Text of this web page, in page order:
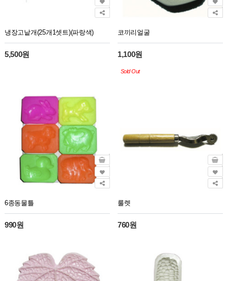
냉장고낱개(25개1셋트)(파랑색)
5,500원
코끼리얼굴
1,100원
Sold Out
6종동물틀
990원
룰렛
760원